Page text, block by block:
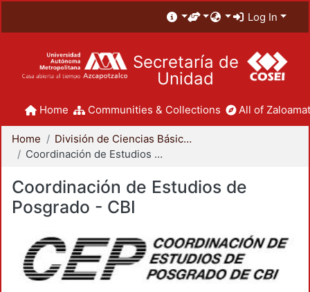
Log In
Secretaría de
Unidad
Home Communities & Collections All of
Home
División de Ciencias Básicas e Ingeniería
Coordinación de Estudios de Posgrado - CBI
Coordinación de Estudios de
Posgrado - CBI